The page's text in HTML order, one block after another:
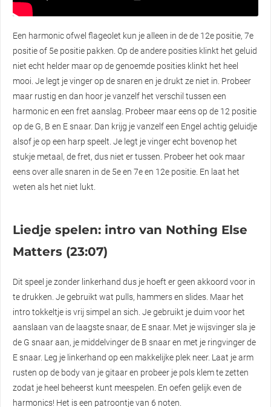
Een harmonic ofwel flageolet kun je alleen in de de 12e positie, 7e
positie of 5e positie pakken. Op de andere posities klinkt het geluid
niet echt helder maar op de genoemde posities klinkt het heel
mooi. Je legt je vinger op de snaren en je drukt ze niet in. Probeer
maar rustig en dan hoor je vanzelf het verschil tussen een
harmonic en een fret aanslag. Probeer maar eens op de 12 positie
op de G, B en E snaar. Dan krijg je vanzelf een Engel achtig geluidje
alsof je op een harp speelt. Je legt je vinger echt bovenop het
stukje metaal, de fret, dus niet er tussen. Probeer het ook maar
eens over alle snaren in de 5e en 7e en 12e positie. En laat het
weten als het niet lukt.
Liedje spelen: intro van Nothing Else
Matters (23:07)
Dit speel je zonder linkerhand dus je hoeft er geen akkoord voor in
te drukken. Je gebruikt wat pulls, hammers en slides. Maar het
intro tokkeltje is vrij simpel an sich. Je gebruikt je duim voor het
aanslaan van de laagste snaar, de E snaar. Met je wijsvinger sla je
de G snaar aan, je middelvinger de B snaar en met je ringvinger de
E snaar. Leg je linkerhand op een makkelijke plek neer. Laat je arm
rusten op de body van je gitaar en probeer je pols klem te zetten
zodat je heel beheerst kunt meespelen. En oefen gelijk even de
harmonics! Het is een patroontje van 6 noten.